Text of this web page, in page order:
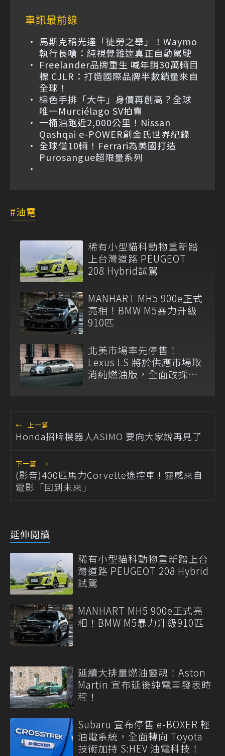
車訊最前線
馬斯克稱光達「徒勞之舉」！Waymo
執行長嗆：純視覺難達真正自動駕駛
Freelander品牌重生 喊年銷30萬輛目
標 CJLR：打造國際品牌半數銷量來自
全球！
棕色手排「大牛」身價再創高？全球
唯一Murciélago SV拍賣
一桶油跑近2,000公里！Nissan
Qashqai e-POWER創金氏世界紀錄
全球僅10輛！Ferrari為美國打造
Purosangue超限量系列
油電
稀有小型貓科動物重新踏
上台灣道路 PEUGEOT
208 Hybrid試駕
MANHART MH5 900e正式
亮相！BMW M5暴力升級
910匹
北美市場率先停售！
Lexus LS 將於供應市場取
消純燃油版，全面改採單
← 上一篇
Honda招牌機器人ASIMO 要向大家說再見了
下一篇 →
(影音)400匹馬力Corvette遙控車！靈感來自
電影「回到未來」
延伸閱讀
稀有小型貓科動物重新踏上台
灣道路 PEUGEOT 208 Hybrid
試駕
MANHART MH5 900e正式亮
相！BMW M5暴力升級910匹
延續大排量燃油靈魂！Aston
Martin 宣布延後純電車發表時
程！
Subaru 宣布停售 e-BOXER 輕
油電系統，全面轉向 Toyota
技術加持 S:HEV 油電科技！